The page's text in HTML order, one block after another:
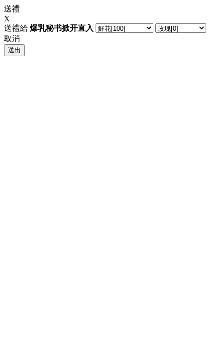
送禮
X
送禮給 爆乳秘书掀开直入
取消